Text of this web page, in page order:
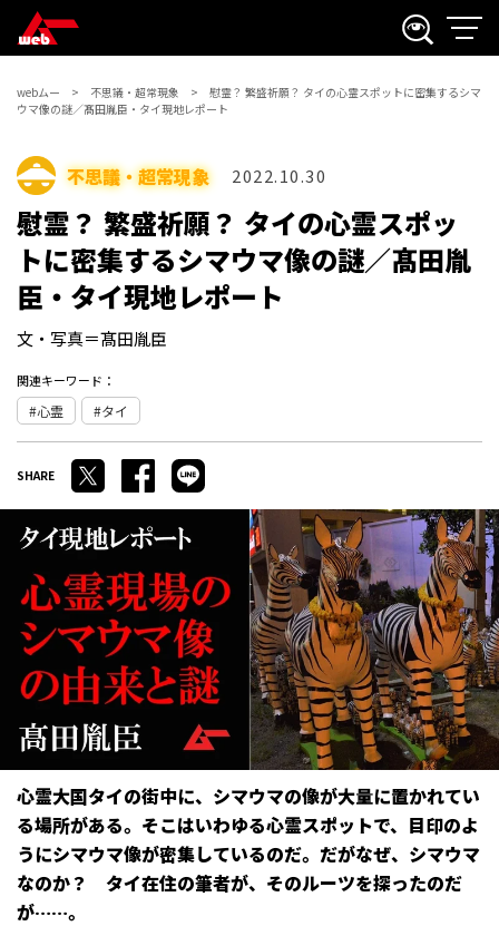
webムー 不思議・超常現象
慰霊？ 繁盛祈願？ タイの心霊スポットに密集するシマ
ウマ像の謎／髙田胤臣・タイ現地レポート
不思議・超常現象 2022.10.30
慰霊？ 繁盛祈願？ タイの心霊スポッ
トに密集するシマウマ像の謎／髙田胤
臣・タイ現地レポート
文・写真＝髙田胤臣
関連キーワード：
心霊 タイ
心霊大国タイの街中に、シマウマの像が大量に置かれてい
る場所がある。そこはいわゆる心霊スポットで、目印のよ
うにシマウマ像が密集しているのだ。だがなぜ、シマウマ
なのか？ タイ在住の筆者が、そのルーツを探ったのだ
が……。